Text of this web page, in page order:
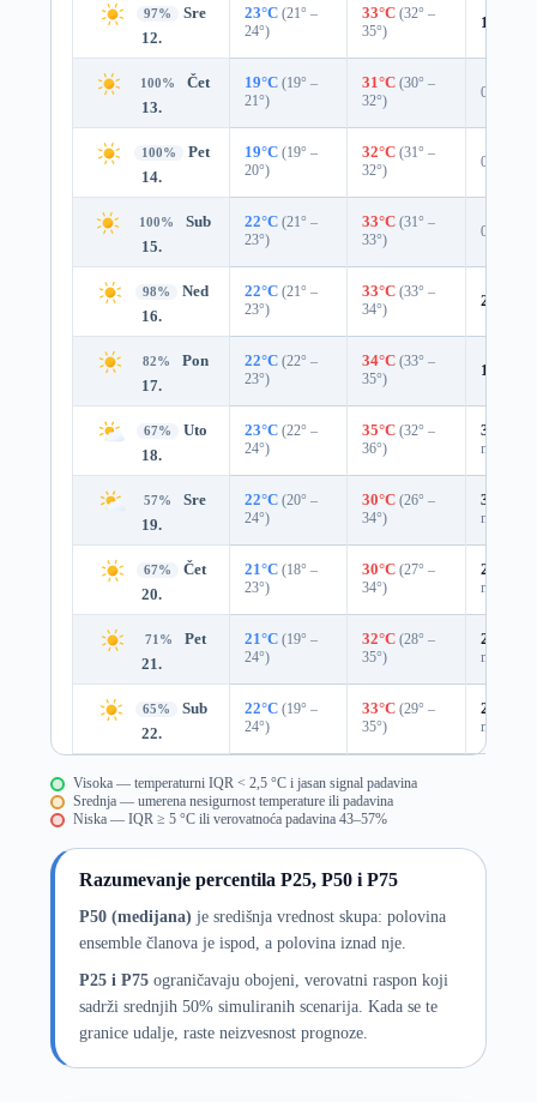
97%
Sre
12.
23°C (21° –
24°)
33°C (32° –
35°)
1%
100%
Čet
13.
19°C (19° –
21°)
31°C (30° –
32°)
0%
100%
Pet
14.
19°C (19° –
20°)
32°C (31° –
32°)
0%
100%
Sub
15.
22°C (21° –
23°)
33°C (31° –
33°)
0%
98%
Ned
16.
22°C (21° –
23°)
33°C (33° –
34°)
2%
82%
Pon
17.
22°C (22° –
23°)
34°C (33° –
35°)
16%
67%
Uto
18.
23°C (22° –
24°)
35°C (32° –
36°)
31%
mm)
57%
Sre
19.
22°C (20° –
24°)
30°C (26° –
34°)
39%
mm)
67%
Čet
20.
21°C (18° –
23°)
30°C (27° –
34°)
27%
mm)
71%
Pet
21.
21°C (19° –
24°)
32°C (28° –
35°)
25%
mm)
65%
Sub
22.
22°C (19° –
24°)
33°C (29° –
35°)
25%
mm)
Visoka — temperaturni IQR < 2,5 °C i jasan signal padavina
Srednja — umerena nesigurnost temperature ili padavina
Niska — IQR ≥ 5 °C ili verovatnoća padavina 43–57%
Razumevanje percentila P25, P50 i P75
P50 (medijana) je središnja vrednost skupa: polovina
ensemble članova je ispod, a polovina iznad nje.
P25 i P75ograničavaju obojeni, verovatni raspon koji
sadrži srednjih 50% simuliranih scenarija. Kada se te
granice udalje, raste neizvesnost prognoze.